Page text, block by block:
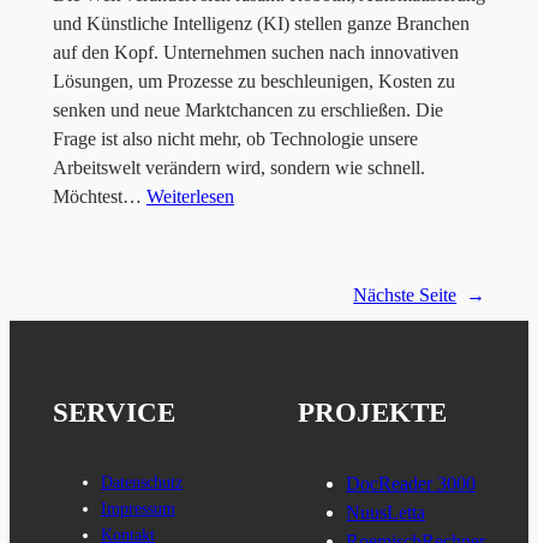
und Künstliche Intelligenz (KI) stellen ganze Branchen
auf den Kopf. Unternehmen suchen nach innovativen
Lösungen, um Prozesse zu beschleunigen, Kosten zu
senken und neue Marktchancen zu erschließen. Die
Frage ist also nicht mehr, ob Technologie unsere
Arbeitswelt verändern wird, sondern wie schnell.
Möchtest… Weiterlesen
Nächste Seite →
SERVICE
Datenschutz
Impressum
Kontakt
PROJEKTE
DocReader 3000
NuusLetta